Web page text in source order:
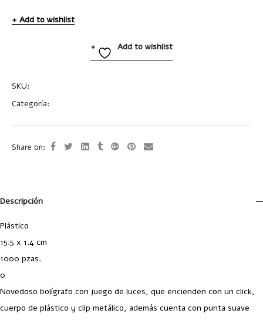
Add to wishlist
Add to wishlist
SKU:
Categoría:
Share on:
Descripción
Plástico
15.5 x 1.4 cm
1000 pzas.
0
Novedoso bolígrafo con juego de luces, que encienden con un click,
cuerpo de plástico y clip metálico, además cuenta con punta suave